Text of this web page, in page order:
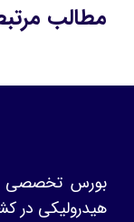
مطالب
بورس تخصصی
هیدرولیکی در